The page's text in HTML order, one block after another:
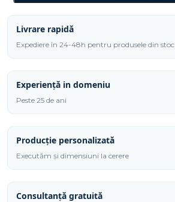
cornete
SPEv
20
Livrare rapidă
Expediere în 24-48h pentru produsele din stoc
Experiență in domeniu
Peste 25 de ani
Producție personalizată
Executăm și dimensiuni la cerere
Consultanță gratuită